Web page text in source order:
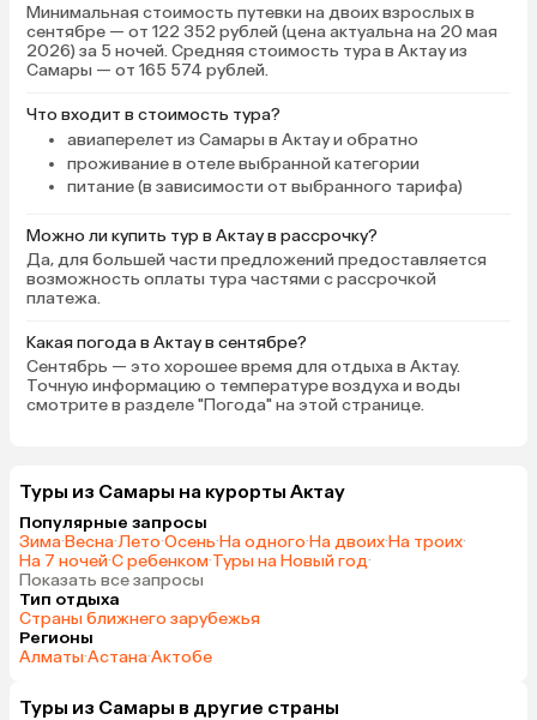
Минимальная стоимость путевки на двоих взрослых в
сентябре — от 122 352 рублей (цена актуальна на 20 мая
2026) за 5 ночей. Средняя стоимость тура в Актау из
Самары — от 165 574 рублей.
Что входит в стоимость тура?
авиаперелет из Самары в Актау и обратно
проживание в отеле выбранной категории
питание (в зависимости от выбранного тарифа)
Можно ли купить тур в Актау в рассрочку?
Да, для большей части предложений предоставляется
возможность оплаты тура частями с рассрочкой
платежа.
Какая погода в Актау в сентябре?
Сентябрь — это хорошее время для отдыха в Актау.
Точную информацию о температуре воздуха и воды
смотрите в разделе "Погода" на этой странице.
Туры из Самары на курорты Актау
Популярные запросы
Зима·Весна·Лето·Осень·На одного·На двоих·На троих·
На 7 ночей·С ребенком·Туры на Новый год·
Показать все запросы
Тип отдыха
Страны ближнего зарубежья
Регионы
Алматы·Астана·Актобе
Туры из Самары в другие страны